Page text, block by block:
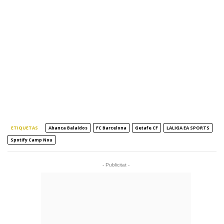
ETIQUETAS Abanca Balaídos FC Barcelona Getafe CF
LALIGA EA SPORTS
Spotify Camp Nou
- Publicitat -